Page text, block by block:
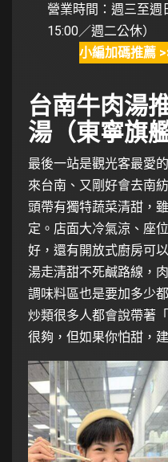
營業時間：週三至週
15:00／週二公休）
小編加碼推薦
台南牛肉湯
湯（東寧旗艦
最後一站是觀光客最愛
來台南、又剛好會去南
頭帶有獨特蔬菜清甜，
定。店面大冷氣涼、座
好，還有開放式廚房可
湯走清甜不死鹹路線，
調味料區也是要加多少
炒類很多人都會說帶著
很夠，但如果你怕甜，